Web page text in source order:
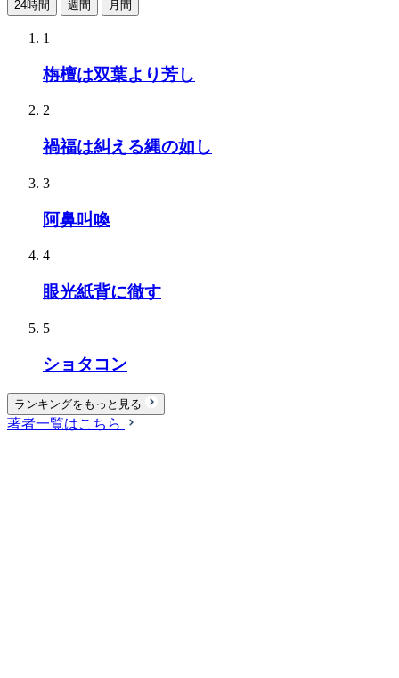
24時間 週間 月間
1
栴檀は双葉より芳し
2
禍福は糾える縄の如し
3
阿鼻叫喚
4
眼光紙背に徹す
5
ショタコン
ランキングをもっと見る
著者一覧はこちら